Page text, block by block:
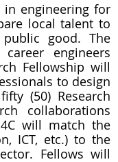
engineering for
local talent to
good. The
engineers
Fellowship will
to design
(50) Research
collaborations
will match the
ICT, etc.) to the
Fellows will